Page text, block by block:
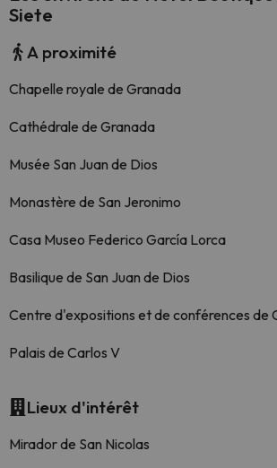
Siete
A proximité
Chapelle royale de Granada
Cathédrale de Granada
Musée San Juan de Dios
Monastère de San Jeronimo
Casa Museo Federico García Lorca
Basilique de San Juan de Dios
Centre d'expositions et de conférences de
Palais de Carlos V
Lieux d'intérêt
Mirador de San Nicolas